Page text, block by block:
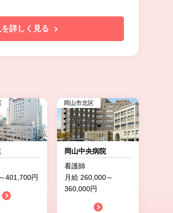
詳しく見る
401,700円
岡山市北区
岡山中央病院
看護師
月給 260,000～
360,000円